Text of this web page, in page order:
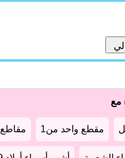
مع
مقطع واحد من1 مقاطع2